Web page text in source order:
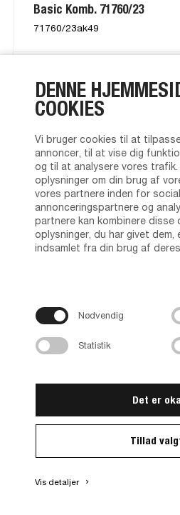
DENNE
COOKIES
Vi bruger cookies til at
annoncer, til at vise dig
og til at analysere vores trafik.
oplysninger om din brug af
vores partnere inden for
annonceringspartnere og
partnere kan kombinere disse
oplysninger, du har givet dem,
indsamlet fra din brug af
Nødvendig
Statistik
Tillad
Det er
Vis detaljer keyboard_arrow_right
Basic Komb. 71760/23
71760/23ak49
Basic Komb. 71760/23